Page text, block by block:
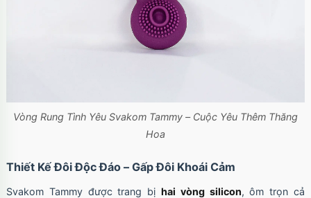
Vòng Rung Tình Yêu Svakom Tammy – Cuộc Yêu Thêm Thăng
Hoa
Thiết Kế Đôi Độc Đáo – Gấp Đôi Khoái Cảm
Svakom Tammy được trang bị hai vòng silicon, ôm trọn cả